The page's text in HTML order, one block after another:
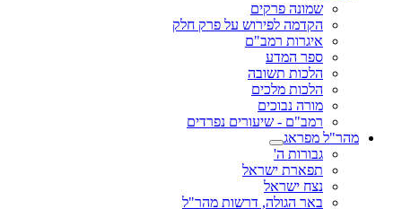
שמונה פרקים
הקדמה לפירוש על פרק חלק
איגרות רמב"ם
ספר המדע
הלכות תשובה
הלכות מלכים
מורה נבוכים
רמב"ם - שיעורים נפרדים
מהר"ל מפראג
גבורות ה'
תפארת ישראל
נצח ישראל
באר הגולה, דרשות מהר"ל